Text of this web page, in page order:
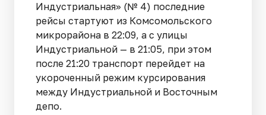
Индустриальная» (№ 4) последние
рейсы стартуют из Комсомольского
микрорайона в 22:09, а с улицы
Индустриальной — в 21:05, при этом
после 21:20 транспорт перейдет на
укороченный режим курсирования
между Индустриальной и Восточным
депо.